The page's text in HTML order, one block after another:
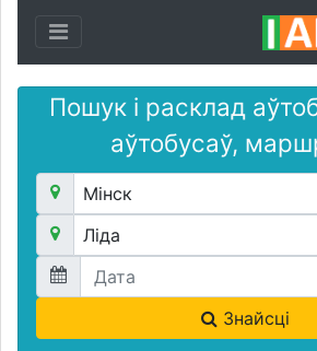
Toggle navigation
Пошук і расклад
аўтобусаў,
Мінск
Ліда
Знайсці